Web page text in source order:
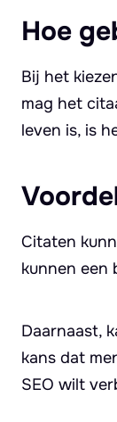
Hoe
Bij het
mag het
leven is, is
Citaten
kunnen een
Daarnaast,
kans dat
SEO wilt